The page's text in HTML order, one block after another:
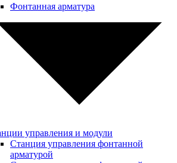
Фонтанная арматура
управления и модули
Станция управления фонтанной
арматурой